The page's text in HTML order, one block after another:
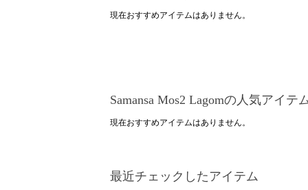
現在おすすめアイテムはありません。
Samansa Mos2 Lagomの人気アイテ
現在おすすめアイテムはありません。
最近チェックしたアイテム